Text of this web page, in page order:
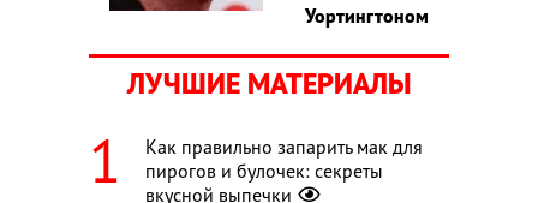
Уортингтоном
ЛУЧШИЕ МАТЕРИАЛЫ
Как правильно запарить мак для
пирогов и булочек: секреты
вкусной выпечки